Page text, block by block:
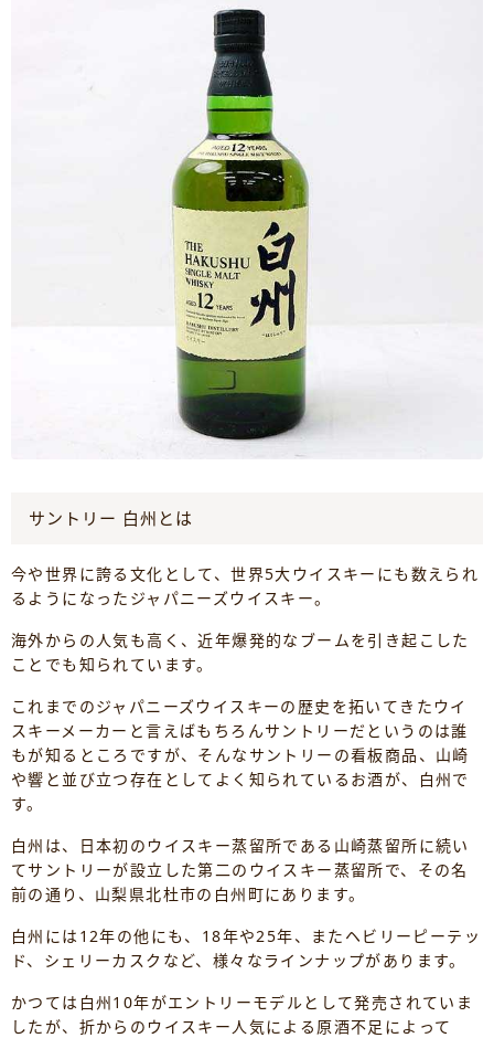
サントリー 白州とは
今や世界に誇る文化として、世界5大ウイスキーにも数えられ
るようになったジャパニーズウイスキー。
海外からの人気も高く、近年爆発的なブームを引き起こした
ことでも知られています。
これまでのジャパニーズウイスキーの歴史を拓いてきたウイ
スキーメーカーと言えばもちろんサントリーだというのは誰
もが知るところですが、そんなサントリーの看板商品、山崎
や響と並び立つ存在としてよく知られているお酒が、白州で
す。
白州は、日本初のウイスキー蒸留所である山崎蒸留所に続い
てサントリーが設立した第二のウイスキー蒸留所で、その名
前の通り、山梨県北杜市の白州町にあります。
白州には12年の他にも、18年や25年、またヘビリーピーテッ
ド、シェリーカスクなど、様々なラインナップがあります。
かつては白州10年がエントリーモデルとして発売されていま
したが、折からのウイスキー人気による原酒不足によって